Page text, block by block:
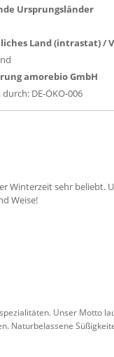
Ursprungsländer
Land (intrastat) /
amorebio GmbH
DE-ÖKO-006
Winterzeit sehr beliebt.
Weise!
Unser Motto
Naturbelassene